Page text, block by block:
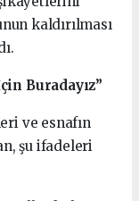
kaldırılması
Buradayız”
ve esnafın
şu ifadeleri